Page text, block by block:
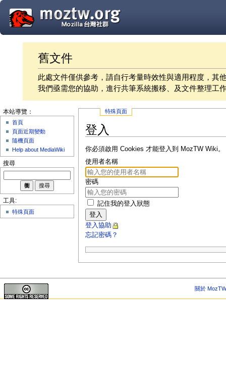
舊文件
此處文件僅供參考，請自行考量時效性與適用程度，其
我們亟需您的協助，進行共筆系統搬移、及文件整理工
特殊頁面
登入
你必須啟用 Cookies 才能登入到 MozTW Wiki。
使用者名稱
密碼
記住我的登入狀態
登入
登入協助
忘記密碼？
本站導覽：
首頁
頁面近期變動
隨機頁面
Help about MediaWiki
搜尋
工具:
特殊頁面
關於